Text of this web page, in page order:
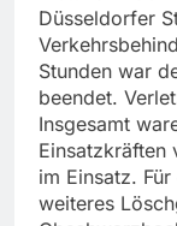
Düsseldorfer
Stunden war
beendet.
Insgesamt
Einsatzkräften
im Einsatz.
weiteres